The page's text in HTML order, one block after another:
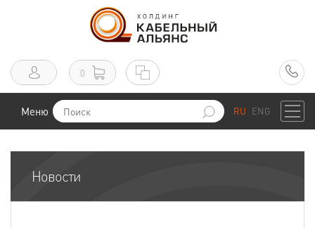
0
Меню RU ENG
Новости